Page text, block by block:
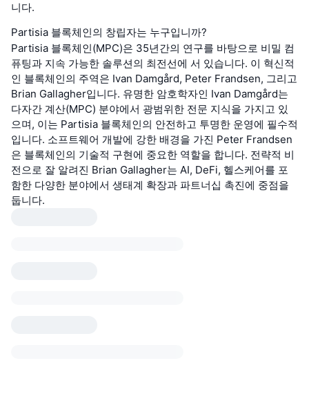
니다.
Partisia 블록체인의 창립자는 누구입니까?
Partisia 블록체인(MPC)은 35년간의 연구를 바탕으로 비밀 컴
퓨팅과 지속 가능한 솔루션의 최전선에 서 있습니다. 이 혁신적
인 블록체인의 주역은 Ivan Damgård, Peter Frandsen, 그리고
Brian Gallagher입니다. 유명한 암호학자인 Ivan Damgård는
다자간 계산(MPC) 분야에서 광범위한 전문 지식을 가지고 있
으며, 이는 Partisia 블록체인의 안전하고 투명한 운영에 필수적
입니다. 소프트웨어 개발에 강한 배경을 가진 Peter Frandsen
은 블록체인의 기술적 구현에 중요한 역할을 합니다. 전략적 비
전으로 잘 알려진 Brian Gallagher는 AI, DeFi, 헬스케어를 포
함한 다양한 분야에서 생태계 확장과 파트너십 촉진에 중점을
둡니다.